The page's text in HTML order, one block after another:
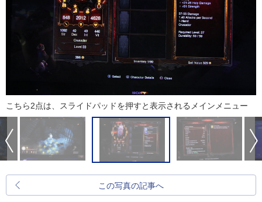
こちら2点は、スライドパッドを押すと表示されるメインメニュー
この写真の記事へ